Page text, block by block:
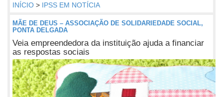
INÍCIO > IPSS EM NOTÍCIA
MÃE DE DEUS – ASSOCIAÇÃO DE SOLIDARIEDADE SOCIAL,
PONTA DELGADA
Veia empreendedora da instituição ajuda a financiar
as respostas sociais